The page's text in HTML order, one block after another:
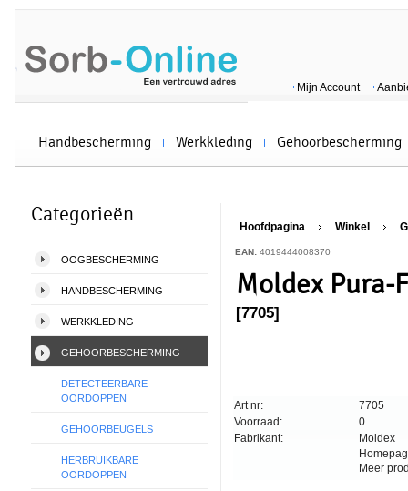
Mijn Account
Handbescherming Werkkleding Gehoorbescherming
Categorieën
OOGBESCHERMING
HANDBESCHERMING
WERKKLEDING
GEHOORBESCHERMING
DETECTEERBARE
OORDOPPEN
GEHOORBEUGELS
HERBRUIKBARE
OORDOPPEN
Hoofdpagina Winkel
EAN: 4019444008370
Moldex Pura-
[7705]
Art nr:
Voorraad:
Fabrikant:
7705
0
Moldex
Meer